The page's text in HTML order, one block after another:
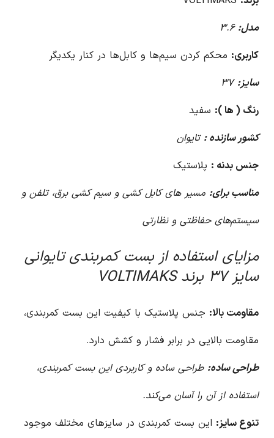
مدل: ۳.۶
کاربری: محکم کردن سیم‌ها و کابل‌ها در کنار یکدیگر
سایز: ۳۷
رنگ ( ها ): سفید
کشور سازنده : تایوان
جنس بدنه : پلاستیک
مناسب برای: مسیر های کابل کشی و سیم کشی برق، تلفن و
سیستم‌های حفاظتی و نظارتی
مزایای استفاده از بست کمربندی تایوانی
سایز ۳۷ برند VOLTIMAKS
مقاومت بالا: جنس پلاستیک با کیفیت این بست کمربندی،
مقاومت بالایی در برابر فشار و کشش دارد.
طراحی ساده: طراحی ساده و کاربردی این بست کمربندی،
استفاده از آن را آسان می‌کند.
تنوع سایز: این بست کمربندی در سایزهای مختلف موجود